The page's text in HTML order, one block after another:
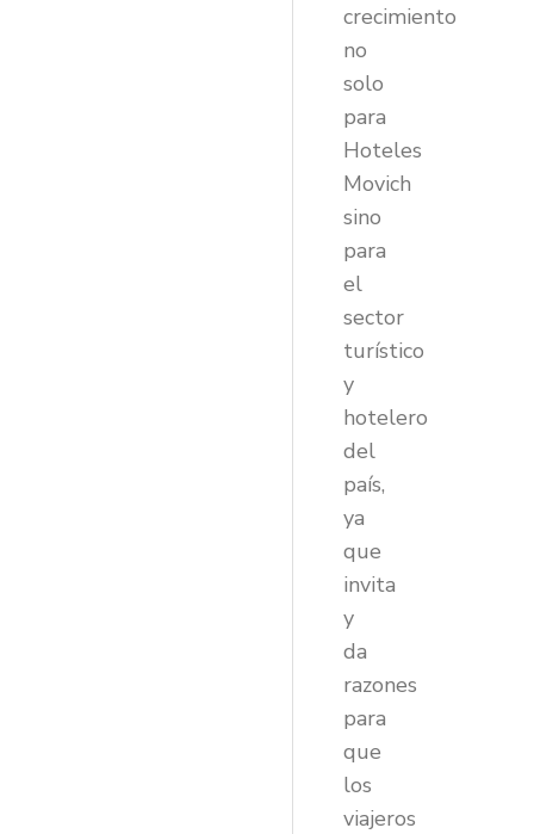
crecimiento
no
solo
para
Hoteles
Movich
sino
para
el
sector
turístico
y
hotelero
del
país,
ya
que
invita
y
da
razones
para
que
los
viajeros